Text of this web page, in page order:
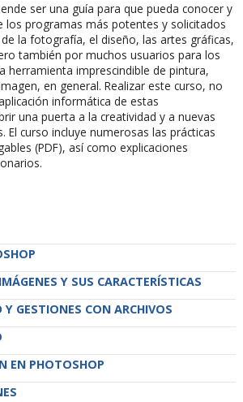
ser una guía para que pueda conocer y
los programas más potentes y solicitados
la fotografía, el diseño, las artes gráficas,
también por muchos usuarios para los
herramienta imprescindible de pintura,
en general. Realizar este curso, no
informática de estas
una puerta a la creatividad y a nuevas
El curso incluye numerosas las prácticas
(PDF), así como explicaciones
Y SUS CARACTERÍSTICAS
GESTIONES CON ARCHIVOS
EN PHOTOSHOP